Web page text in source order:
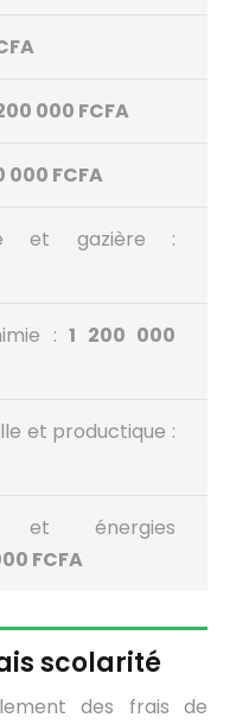
000 FCFA
000 FCFA
et gazière :
: 1 200 000
et productique :
et énergies
FCFA
scolarité
des frais de